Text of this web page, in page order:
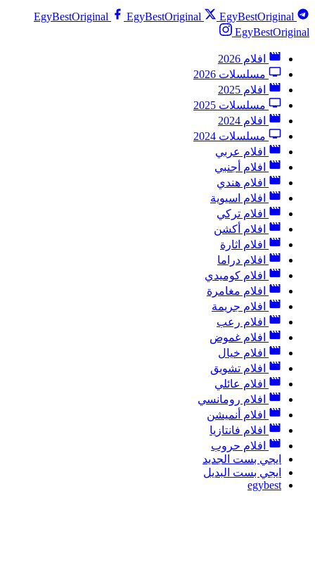
EgyBestOriginal EgyBestOriginal
EgyBestOriginal
EgyBestOriginal
افلام 2026
مسلسلات 2026
افلام 2025
مسلسلات 2025
افلام 2024
مسلسلات 2024
افلام عربي
افلام أجنبي
افلام هندي
افلام اسيوية
افلام تركي
افلام أكشن
افلام اثارة
افلام دراما
افلام كوميدي
افلام مغامرة
افلام جريمة
افلام رعب
افلام غموض
افلام خيال
افلام تشويق
افلام عائلي
افلام رومانسي
افلام أنميشن
افلام فانتازيا
افلام حروب
ايجي بست الجديد
ايجي بست البديل
egybest